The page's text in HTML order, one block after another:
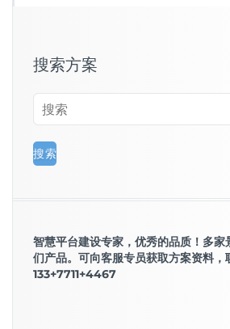
搜索方案
智慧平台建设专家，优秀的品质！多
们产品。可向客服专员获取方案资料，
133+7711+4467